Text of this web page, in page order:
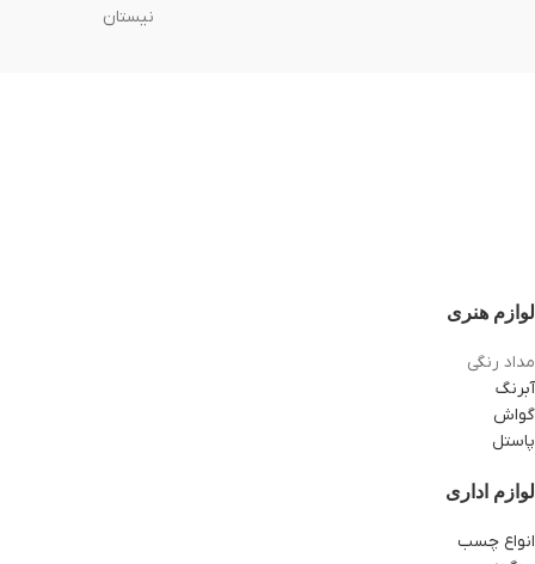
نیستان
لوازم هنری
مداد رنگی
آبرنگ
گواش
پاستل
لوازم اداری
انواع چسب